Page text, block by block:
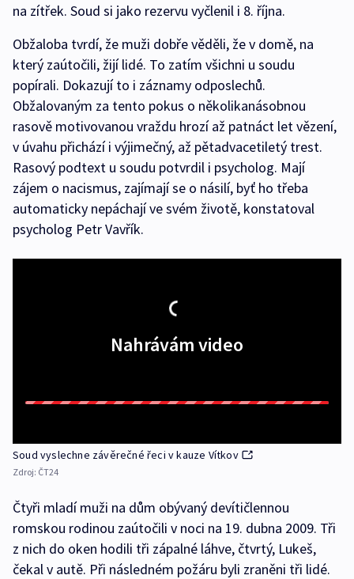
na zítřek. Soud si jako rezervu vyčlenil i 8. října.
Obžaloba tvrdí, že muži dobře věděli, že v domě, na
který zaútočili, žijí lidé. To zatím všichni u soudu
popírali. Dokazují to i záznamy odposlechů.
Obžalovaným za tento pokus o několikanásobnou
rasově motivovanou vraždu hrozí až patnáct let vězení,
v úvahu přichází i výjimečný, až pětadvacetiletý trest.
Rasový podtext u soudu potvrdil i psycholog. Mají
zájem o nacismus, zajímají se o násilí, byť ho třeba
automaticky nepáchají ve svém životě, konstatoval
psycholog Petr Vavřík.
Nahrávám video
Soud vyslechne závěrečné řeci v kauze Vítkov
Zdroj: ČT24
Čtyři mladí muži na dům obývaný devítičlennou
romskou rodinou zaútočili v noci na 19. dubna 2009. Tři
z nich do oken hodili tři zápalné láhve, čtvrtý, Lukeš,
čekal v autě. Při následném požáru byli zraněni tři lidé.